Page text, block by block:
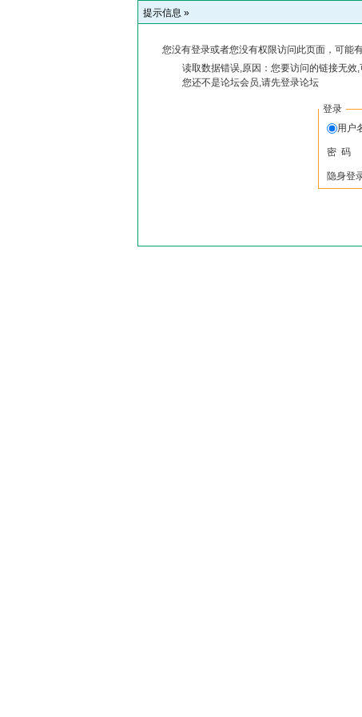
提示信息 »
您没有登录或者您没有权限访问此页面，可能
读取数据错误,原因：您要访问的链接无效
您还不是论坛会员,请先登录论坛
登录
用户
密 码
隐身登